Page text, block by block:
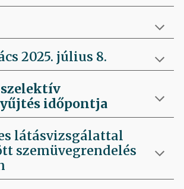
2025. július 8.
időpontja
látásvizsgálattal
szemüvegrendelés